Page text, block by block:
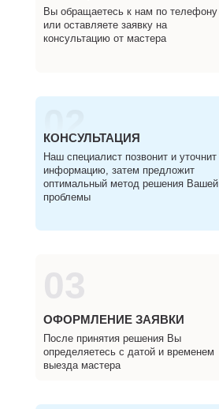
Вы обращаетесь к нам по телефону
или оставляете заявку на
консультацию от мастера
02
КОНСУЛЬТАЦИЯ
Наш специалист позвонит и уточнит
информацию, затем предложит
оптимальный метод решения Вашей
проблемы
ОФОРМЛЕНИЕ ЗАЯВКИ
После принятия решения Вы
определяетесь с датой и временем
выезда мастера